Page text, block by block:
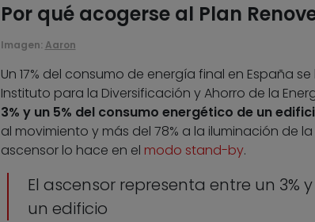
Por qué acogerse al Plan
Imagen: Aaron
Un 17% del consumo de energía final en España
Instituto para la Diversificación y Ahorro de la
3% y un 5% del consumo energético de un
al movimiento y más del 78% a la iluminación de
ascensor lo hace en el modo stand-by.
El ascensor representa entre un 3%
un edificio